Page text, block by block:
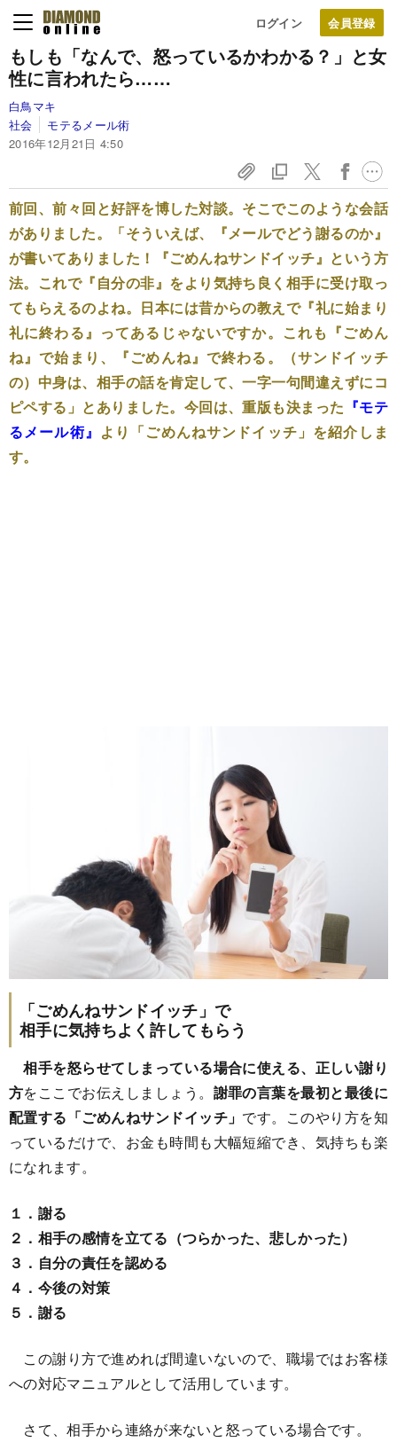
ログイン
もしも「なんで、怒っているかわかる？」と女
性に言われたら……
白鳥マキ
社会
モテるメール術
2016年12月21日 4:50
前回、前々回と好評を博した対談。そこでこのような会話
がありました。「そういえば、『メールでどう謝るのか』
が書いてありました！『ごめんねサンドイッチ』という方
法。これで『自分の非』をより気持ち良く相手に受け取っ
てもらえるのよね。日本には昔からの教えで『礼に始まり
礼に終わる』ってあるじゃないですか。これも『ごめん
ね』で始まり、『ごめんね』で終わる。（サンドイッチ
の）中身は、相手の話を肯定して、一字一句間違えずにコ
ピペする」とありました。今回は、重版も決まった 『モテ
るメール術』 より「ごめんねサンドイッチ」を紹介しま
す。
「ごめんねサンドイッチ」で
相手に気持ちよく許してもらう
相手を怒らせてしまっている場合に使える、正しい謝り
方をここでお伝えしましょう。 謝罪の言葉を最初と最後に
配置する「ごめんねサンドイッチ」 です。このやり方を知
っているだけで、お金も時間も大幅短縮でき、気持ちも楽
になれます。
１．謝る
２．相手の感情を立てる（つらかった、悲しかった）
３．自分の責任を認める
４．今後の対策
５．謝る
この謝り方で進めれば間違いないので、職場ではお客様
への対応マニュアルとして活用しています。
さて、相手から連絡が来ないと怒っている場合です。